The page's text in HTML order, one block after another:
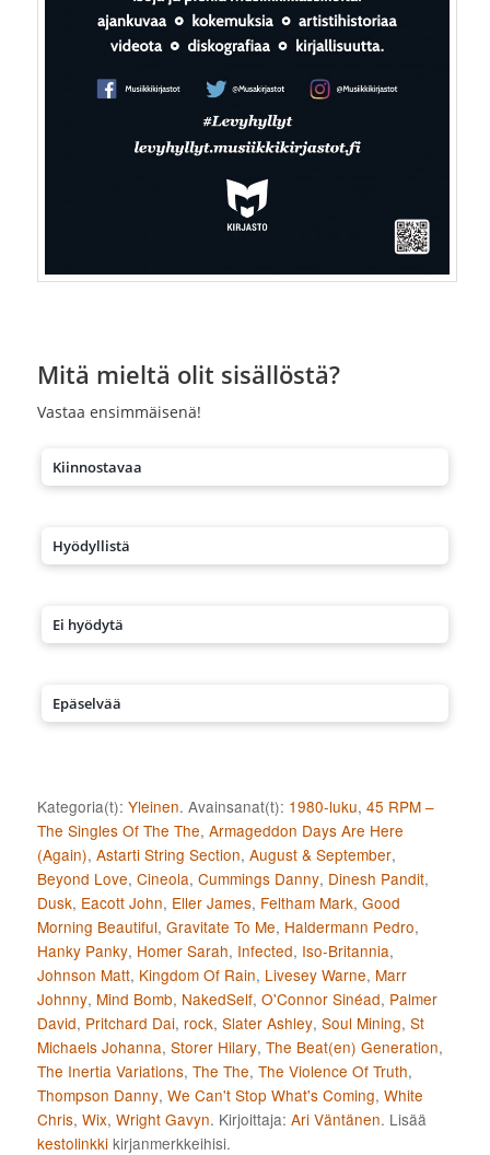
Mitä mieltä olit sisällöstä?
Vastaa ensimmäisenä!
Kiinnostavaa
Hyödyllistä
Ei hyödytä
Epäselvää
Kategoria(t):Yleinen. Avainsanat(t): 1980-luku,45 RPM –
The Singles Of The The,Armageddon Days Are Here
(Again),Astarti String Section,August & September,
Beyond Love,Cineola,Cummings Danny, Dinesh Pandit,
Dusk, Eacott John, Eller James, Feltham Mark,Good
Morning Beautiful,Gravitate To Me, Haldermann Pedro,
Hanky Panky, Homer Sarah, Infected, Iso-Britannia,
Johnson Matt, Kingdom Of Rain, Livesey Warne, Marr
Johnny, Mind Bomb, NakedSelf,O'Connor Sinéad, Palmer
David, Pritchard Dai, rock,Slater Ashley,Soul Mining,St
Michaels Johanna,Storer Hilary,The Beat(en) Generation,
The Inertia Variations,The The,The Violence Of Truth,
Thompson Danny,We Can't Stop What's Coming,White
Chris,Wix,Wright Gavyn. Kirjoittaja:Ari Väntänen. Lisää
kestolinkki kirjanmerkkeihisi.